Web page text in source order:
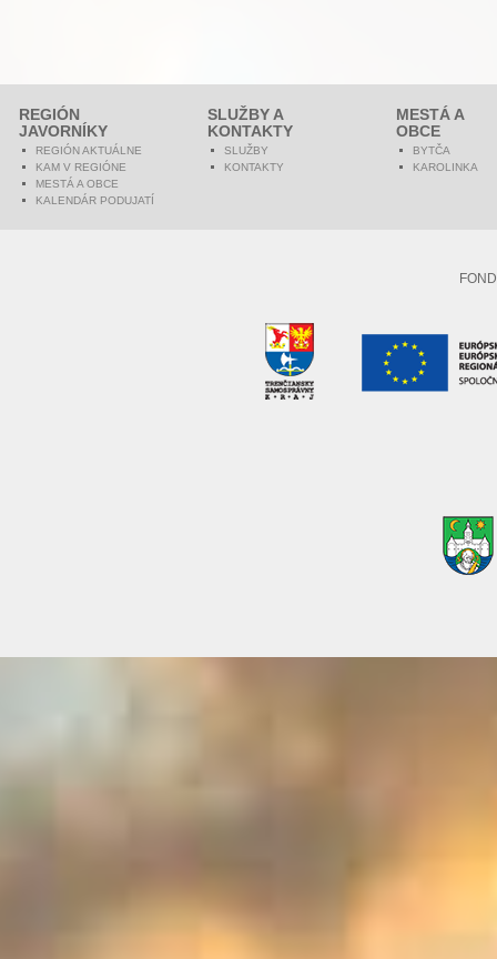
REGIÓN
JAVORNÍKY
REGIÓN AKTUÁLNE
KAM V REGIÓNE
MESTÁ A OBCE
KALENDÁR PODUJATÍ
SLUŽBY A
KONTAKTY
SLUŽBY
KONTAKTY
MESTÁ A
OBCE
BYTČA
KAROLINKA